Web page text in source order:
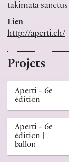
takimata
Lien
http://aperti.ch/
Projets
Aperti - 6e
édition
Aperti - 6e
édition |
ballon